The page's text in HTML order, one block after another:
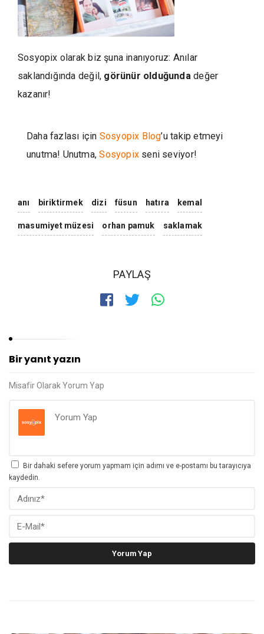
Sosyopix olarak biz şuna inanıyoruz: Anılar
saklandığında değil, görünür olduğundadeğer
kazanır!
Daha fazlası için Sosyopix Blog’u takip etmeyi
unutma! Unutma, Sosyopix seni seviyor!
anı biriktirmek dizi füsun hatıra kemal
masumiyet müzesi orhan pamuk saklamak
PAYLAŞ
Bir yanıt yazın
Misafir Olarak Yorum Yap
Bir dahaki sefere yorum yapmam için adımı ve e-postamı bu tarayıcıya
kaydedin.